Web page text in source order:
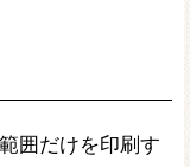
囲だけを印刷す